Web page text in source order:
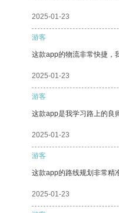
2025-01-23
游客
这款app的物流非常快捷，
2025-01-23
游客
这款app是我学习路上的良
2025-01-23
游客
这款app的路线规划非常精
2025-01-23